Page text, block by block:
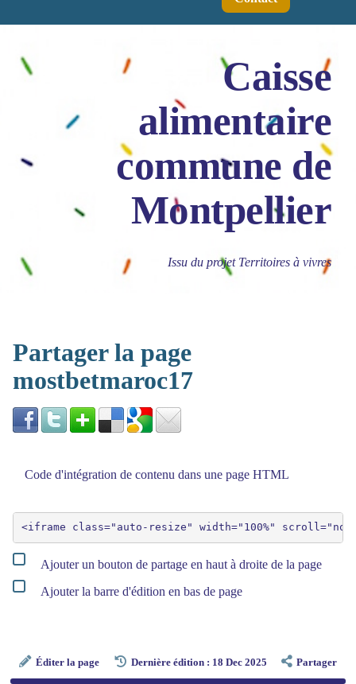
Caisse
alimentaire
commune de
Montpellier
Issu du projet Territoires à vivres
Partager la page
mostbetmaroc17
Code d'intégration de contenu dans une page HTML
Ajouter un bouton de partage en haut à droite de la page
Ajouter la barre d'édition en bas de page
Éditer la page Dernière édition : 18 Dec 2025 Partager